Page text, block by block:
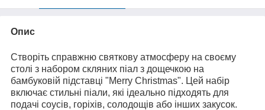
Опис
Створіть справжню святкову атмосферу на своєму
столі з набором скляних піал з дощечкою на
бамбуковій підставці "Merry Christmas". Цей набір
включає стильні піали, які ідеально підходять для
подачі соусів, горіхів, солодощів або інших закусок.